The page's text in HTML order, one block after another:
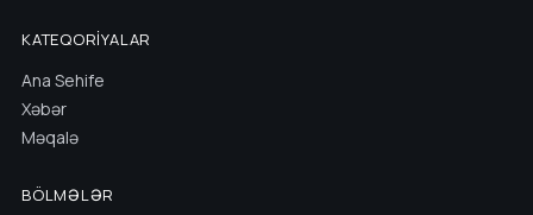
KATEQORIYALAR
Ana Sehife
Xəbər
Məqalə
BÖLMƏLƏR